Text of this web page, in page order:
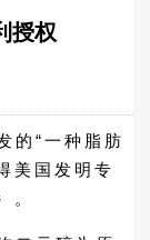
授权
的“一种脂肪
美国发明专
。